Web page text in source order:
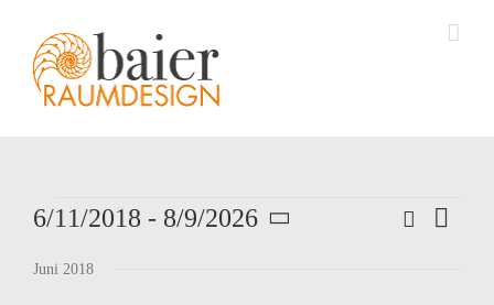
springen
Veranstaltungen Suche
Liste
6/11/2018 - 8/9/2026
wählen.
Juni 2018